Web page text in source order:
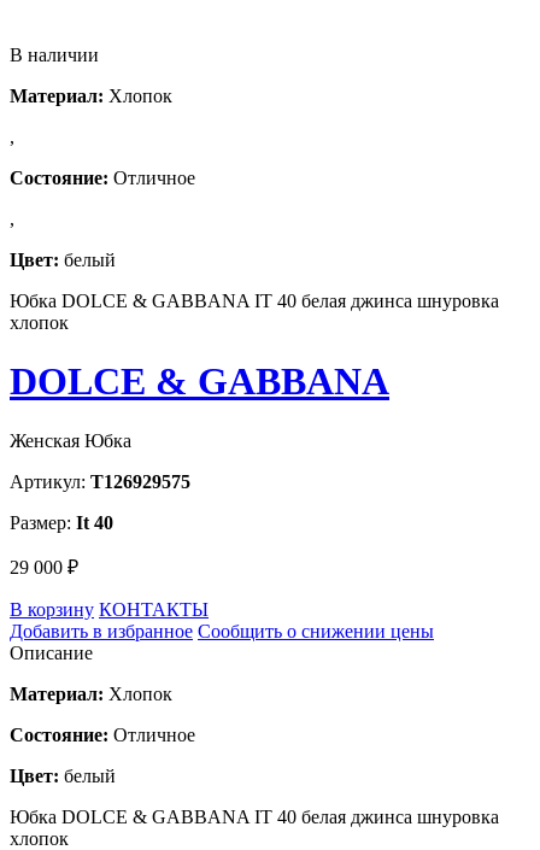
В наличии
Материал: Хлопок
,
Состояние: Отличное
,
Цвет: белый
Юбка DOLCE & GABBANA IT 40 белая джинса шнуровка
хлопок
DOLCE & GABBANA
Женская Юбка
Артикул: T126929575
Размер: It 40
29 000 ₽
В корзину КОНТАКТЫ
Добавить в избранное Сообщить о снижении цены
Описание
Материал: Хлопок
Состояние: Отличное
Цвет: белый
Юбка DOLCE & GABBANA IT 40 белая джинса шнуровка
хлопок